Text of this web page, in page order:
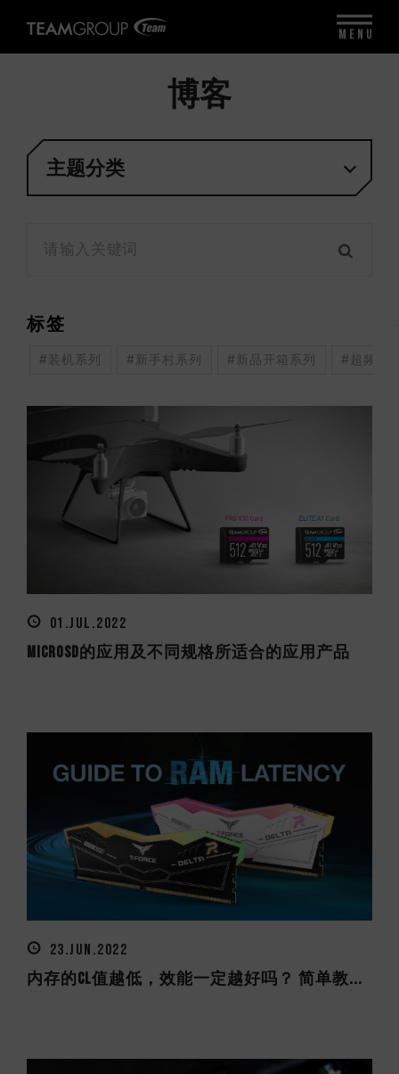
博客
主题分类
01.JUL.2022
microSD的应用及不同规格所适合的应用产品
23.JUN.2022
内存的CL值越低，效能一定越好吗？ 简单教...
标签
#装机系列 #新手村系列 #新品开箱系列 #超频系
MENU